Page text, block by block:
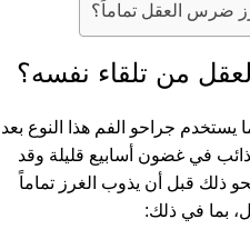
ضرس العقل تماماً؟
من تلقاء نفسه؟
يستخدم جراحو الفم هذا النوع بعد
في غضون أسابيع قليلة وقد
ذلك قبل أن يذوب الغرز تماماً
بما في ذلك: